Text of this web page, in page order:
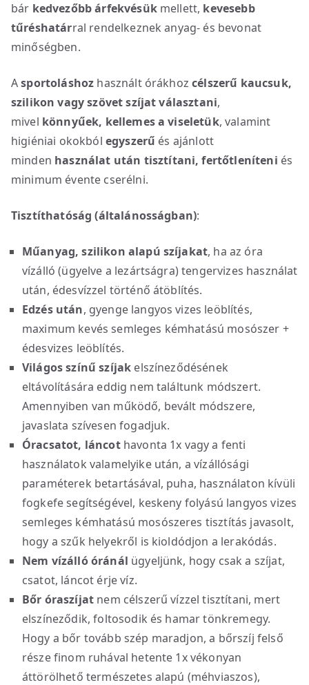
bár kedvezőbb árfekvésükmellett, kevesebb
tűréshatárral rendelkeznek anyag- és bevonat
minőségben.
Asportoláshoz használt órákhozcélszerű kaucsuk,
szilikon vagy szövet szíjat választani,
mivel könnyűek, kellemes a viseletük, valamint
higiéniai okokból egyszerű és ajánlott
minden használat után tisztítani, fertőtleníteni és
minimum évente cserélni.
Tisztíthatóság (általánosságban):
Műanyag, szilikon alapú szíjakat, ha az óra
vízálló (ügyelve a lezártságra) tengervizes használat
után, édesvízzel történő átöblítés.
Edzés után, gyenge langyos vizes leöblítés,
maximum kevés semleges kémhatású mosószer +
édesvizes leöblítés.
Világos színű szíjak elszíneződésének
eltávolítására eddig nem találtunk módszert.
Amennyiben van működő, bevált módszere,
javaslata szívesen fogadjuk.
Óracsatot, láncothavonta 1x vagy a fenti
használatok valamelyike után, a vízállósági
paraméterek betartásával, puha, használaton kívüli
fogkefe segítségével, keskeny folyású langyos vizes
semleges kémhatású mosószeres tisztítás javasolt,
hogy a szűk helyekről is kioldódjon a lerakódás.
Nem vízálló óránál ügyeljünk, hogy csak a szíjat,
csatot, láncot érje víz.
Bőr óraszíjat nem célszerű vízzel tisztítani, mert
elszíneződik, foltosodik és hamar tönkremegy.
Hogy a bőr tovább szép maradjon, a bőrszíj felső
része finom ruhával hetente 1x vékonyan
áttörölhető természetes alapú (méhviaszos),